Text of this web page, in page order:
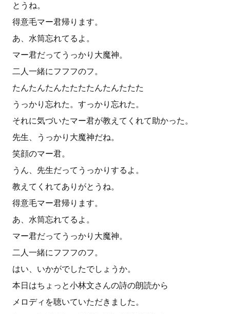
とうね。
得意毛マー君帰ります。
あ、水筒忘れてるよ。
マー君だってうっかり大魔神。
二人一緒にフフフのフ。
たんたんたんたたたたんたんたたた
うっかり忘れた。すっかり忘れた。
それに気づいたマー君が教えてくれて助かった。
先生、うっかり大魔神だね。
笑顔のマー君。
うん、先生だってうっかりするよ。
教えてくれてありがとうね。
得意毛マー君帰ります。
あ、水筒忘れてるよ。
マー君だってうっかり大魔神。
二人一緒にフフフのフ。
はい、いかがでしたでしょうか。
本日はちょっと小林文さんの詩の朗読から
メロディを聴いていただきました。